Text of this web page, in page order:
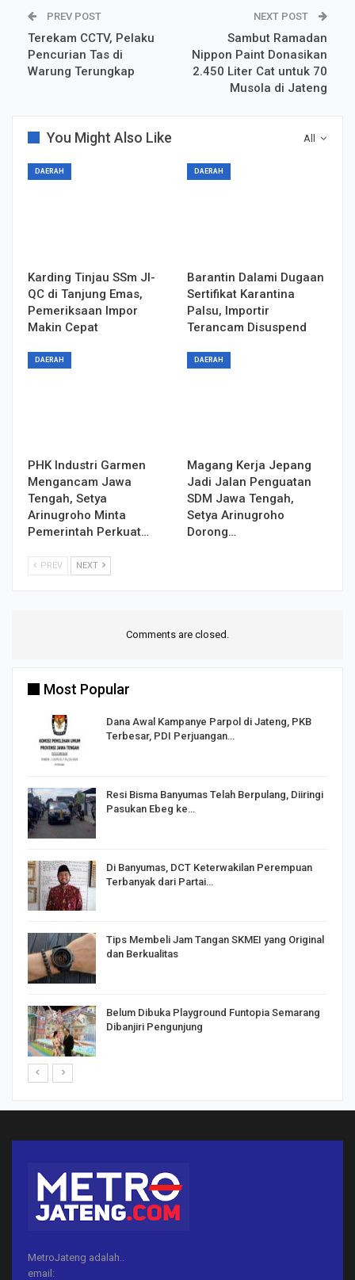
PREV POST
Terekam CCTV, Pelaku
Pencurian Tas di
Warung Terungkap
NEXT POST
Sambut Ramadan
Nippon Paint Donasikan
2.450 Liter Cat untuk 70
Musola di Jateng
All
You Might Also Like
DAERAH
Karding Tinjau SSm JI-
QC di Tanjung Emas,
Pemeriksaan Impor
Makin Cepat
DAERAH
Barantin Dalami Dugaan
Sertifikat Karantina
Palsu, Importir
Terancam Disuspend
DAERAH
PHK Industri Garmen
Mengancam Jawa
Tengah, Setya
Arinugroho Minta
Pemerintah Perkuat…
DAERAH
Magang Kerja Jepang
Jadi Jalan Penguatan
SDM Jawa Tengah,
Setya Arinugroho
Dorong…
PREV NEXT
Comments are closed.
Most Popular
Dana Awal Kampanye Parpol di Jateng, PKB
Terbesar, PDI Perjuangan…
Resi Bisma Banyumas Telah Berpulang, Diiringi
Pasukan Ebeg ke…
Di Banyumas, DCT Keterwakilan Perempuan
Terbanyak dari Partai…
Tips Membeli Jam Tangan SKMEI yang Original
dan Berkualitas
Belum Dibuka Playground Funtopia Semarang
Dibanjiri Pengunjung
MetroJateng adalah..
email: